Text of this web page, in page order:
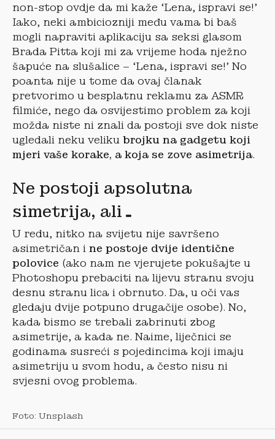
non-stop ovdje da mi kaže ‘Lena, ispravi se!’
Iako, neki ambiciozniji među vama bi baš
mogli napraviti aplikaciju sa seksi glasom
Brada Pitta koji mi za vrijeme hoda nježno
šapuće na slušalice – ‘Lena, ispravi se!’ No
poanta nije u tome da ovaj članak
pretvorimo u besplatnu reklamu za ASMR
filmiće, nego da osvijestimo problem za koji
možda niste ni znali da postoji sve dok niste
ugledali neku veliku brojku na gadgetu koji
mjeri vaše korake, a koja se zove asimetrija.
Ne postoji apsolutna
simetrija, ali…
U redu, nitko na svijetu nije savršeno
asimetričan i ne postoje dvije identične
polovice (ako nam ne vjerujete pokušajte u
Photoshopu prebaciti na lijevu stranu svoju
desnu stranu lica i obrnuto. Da, u oči vas
gledaju dvije potpuno drugačije osobe). No,
kada bismo se trebali zabrinuti zbog
asimetrije, a kada ne. Naime, liječnici se
godinama susreći s pojedincima koji imaju
asimetriju u svom hodu, a često nisu ni
svjesni ovog problema.
Foto: Unsplash